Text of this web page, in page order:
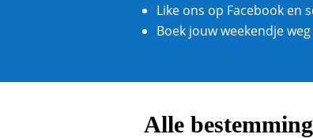
Like ons op Facebook en
Boek jouw weekendje
Alle